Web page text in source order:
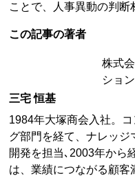
ことで、人事異動の判断
この記事の著者
株式
ショ
三宅 恒基
1984年大塚商会入社。
グ部門を経て、ナレッジ
開発を担当､2003年から
は、業績につながる顧